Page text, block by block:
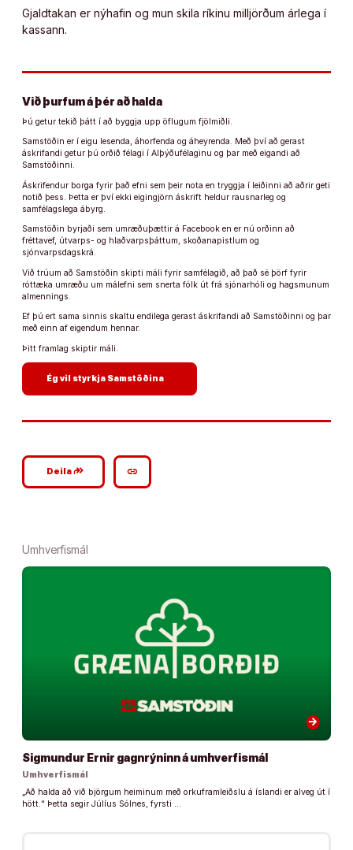
Gjaldtakan er nýhafin og mun skila ríkinu milljörðum árlega í
kassann.
Við þurfum á þér að halda
Þú getur tekið þátt í að byggja upp öflugum fjölmiðli.
Samstöðin er í eigu lesenda, áhorfenda og áheyrenda. Með því að gerast
áskrifandi getur þú orðið félagi í Alþýðufélaginu og þar með eigandi að
Samstöðinni.
Áskrifendur borga fyrir það efni sem þeir nota en tryggja í leiðinni að aðrir geti
notið þess. Þetta er því ekki eigingjörn áskrift heldur rausnarleg og
samfélagslega ábyrg.
Samstöðin byrjaði sem umræðuþættir á Facebook en er nú orðinn að
fréttavef, útvarps- og hlaðvarpsþáttum, skoðanapistlum og
sjónvarpsdagskrá.
Við trúum að Samstöðin skipti máli fyrir samfélagið, að það sé þörf fyrir
róttæka umræðu um málefni sem snerta fólk út frá sjónarhóli og hagsmunum
almennings.
Ef þú ert sama sinnis skaltu endilega gerast áskrifandi að Samstöðinni og þar
með einn af eigendum hennar.
Þitt framlag skiptir máli.
Ég vil styrkja Samstöðina
Deilagoogle_plus_reshare link
Umhverfismál
arrow_forward
Sigmundur Ernir gagnrýninn á umhverfismál
Umhverfismál
„Að halda að við björgum heiminum með orkuframleiðslu á íslandi er alveg út í
hött.“ Þetta segir Júlíus Sólnes, fyrsti …